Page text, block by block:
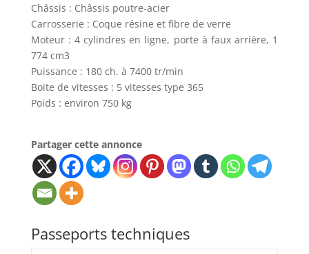
Châssis : Châssis poutre-acier
Carrosserie : Coque résine et fibre de verre
Moteur : 4 cylindres en ligne, porte à faux arrière, 1
774 cm3
Puissance : 180 ch. à 7400 tr/min
Boite de vitesses : 5 vitesses type 365
Poids : environ 750 kg
Partager cette annonce
Passeports techniques